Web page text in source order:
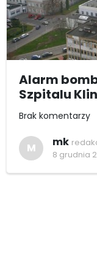
Alarm
Szpitalu
Brak komentarzy
M mk
8 grudnia